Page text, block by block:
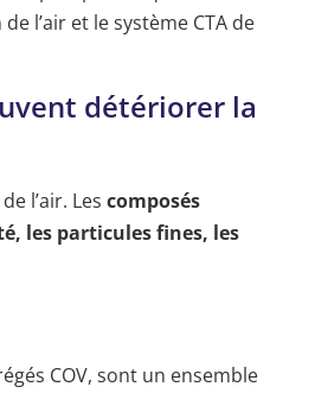
l’air et le système CTA de
détériorer la
l’air. Les composés
les particules fines, les
COV, sont un ensemble